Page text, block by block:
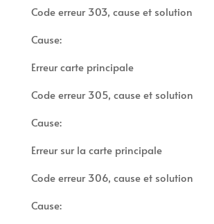
Code erreur 303, cause et solution
Cause:
Erreur carte principale
Code erreur 305, cause et solution
Cause:
Erreur sur la carte principale
Code erreur 306, cause et solution
Cause: